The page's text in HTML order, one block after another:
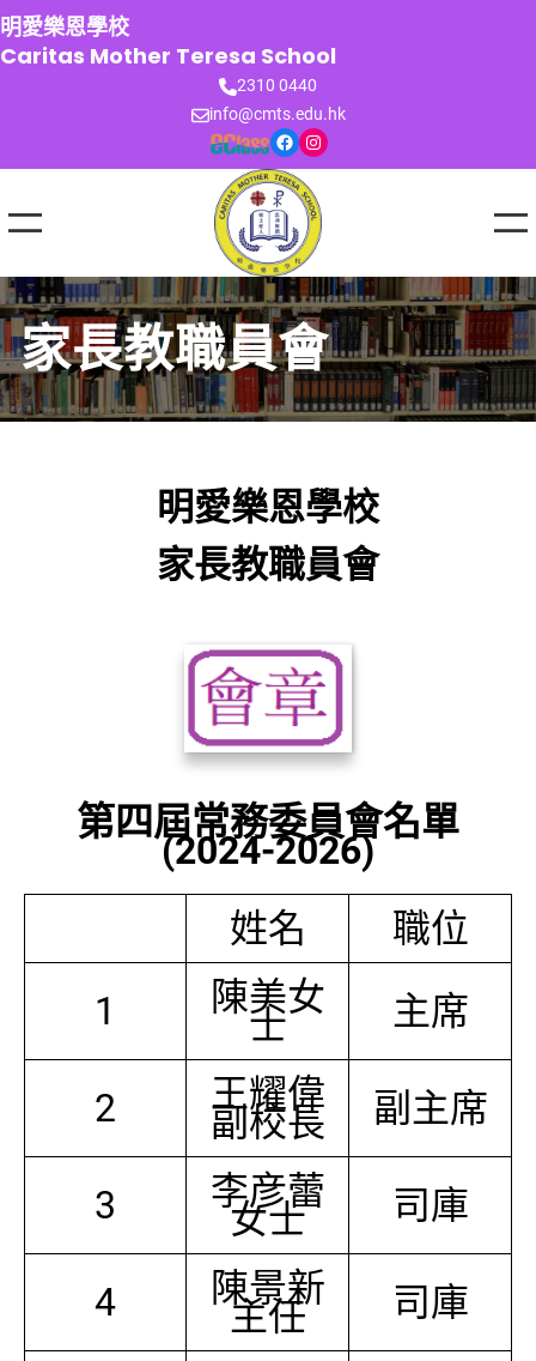
跳
至
主
明愛樂恩學校
Caritas Mother Teresa School
2310 0440
info@cmts.edu.hk
Facebook Instagram
家長教職員會
明愛樂恩學校
家長教職員會
第四屆常務委員會名單
(2024-2026)
姓名
職位
1
陳美女
士 主席
2 王耀偉
副校長 副主席
3 李彦蕾
女士 司庫
4 陳景新
主任 司庫